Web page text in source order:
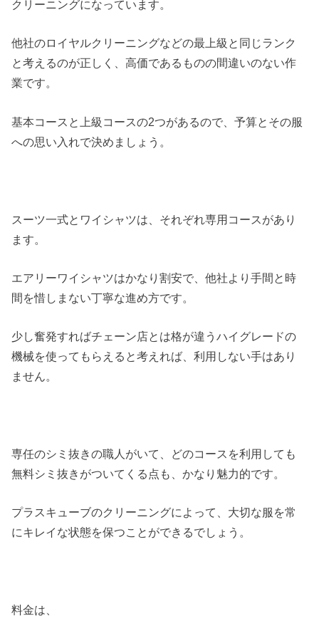
クリーニングになっています。
他社のロイヤルクリーニングなどの最上級と同じランク
と考えるのが正しく、高価であるものの間違いのない作
業です。
基本コースと上級コースの2つがあるので、予算とその服
への思い入れで決めましょう。
スーツ一式とワイシャツは、それぞれ専用コースがあり
ます。
エアリーワイシャツはかなり割安で、他社より手間と時
間を惜しまない丁寧な進め方です。
少し奮発すればチェーン店とは格が違うハイグレードの
機械を使ってもらえると考えれば、利用しない手はあり
ません。
専任のシミ抜きの職人がいて、どのコースを利用しても
無料シミ抜きがついてくる点も、かなり魅力的です。
プラスキューブのクリーニングによって、大切な服を常
にキレイな状態を保つことができるでしょう。
料金は、